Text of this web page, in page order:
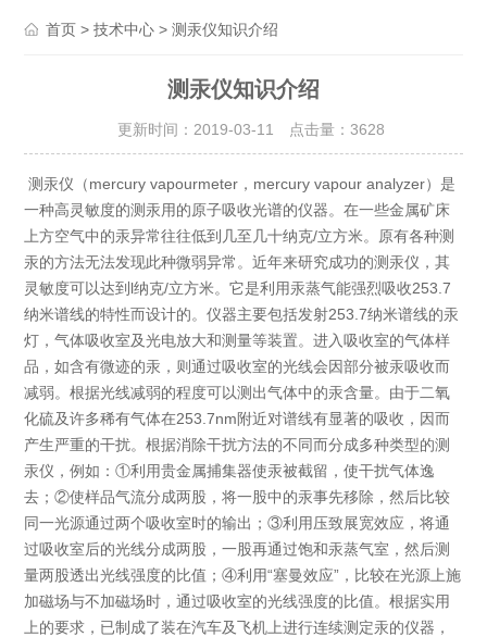
首页 >技术中心 > 测汞仪知识介绍
测汞仪知识介绍
更新时间：2019-03-11 点击量： 3628
测汞仪（mercury vapourmeter，mercury vapour analyzer）是
一种高灵敏度的测汞用的原子吸收光谱的仪器。在一些金属矿床
上方空气中的汞异常往往低到几至几十纳克/立方米。原有各种测
汞的方法无法发现此种微弱异常。近年来研究成功的测汞仪，其
灵敏度可以达到l纳克/立方米。它是利用汞蒸气能强烈吸收253.7
纳米谱线的特性而设计的。仪器主要包括发射253.7纳米谱线的汞
灯，气体吸收室及光电放大和测量等装置。进入吸收室的气体样
品，如含有微迹的汞，则通过吸收室的光线会因部分被汞吸收而
减弱。根据光线减弱的程度可以测出气体中的汞含量。由于二氧
化硫及许多稀有气体在253.7nm附近对谱线有显著的吸收，因而
产生严重的干扰。根据消除干扰方法的不同而分成多种类型的测
汞仪，例如：①利用贵金属捕集器使汞被截留，使干扰气体逸
去；②使样品气流分成两股，将一股中的汞事先移除，然后比较
同一光源通过两个吸收室时的输出；③利用压致展宽效应，将通
过吸收室后的光线分成两股，一股再通过饱和汞蒸气室，然后测
量两股透出光线强度的比值；④利用“塞曼效应”，比较在光源上施
加磁场与不加磁场时，通过吸收室的光线强度的比值。根据实用
上的要求，已制成了装在汽车及飞机上进行连续测定汞的仪器，